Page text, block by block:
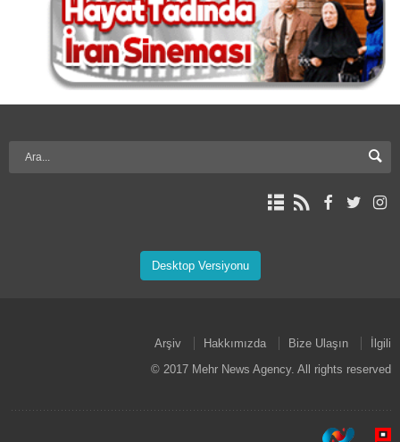
Desktop Versiyonu
Arşiv Hakkımızda Bize Ulaşın
İlgili
© 2017 Mehr News Agency. All rights reserved